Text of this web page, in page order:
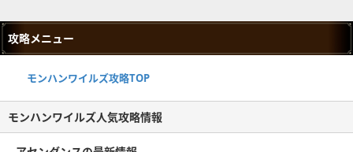
攻略メニュー
モンハンワイルズ攻略TOP
モンハンワイルズ人気攻略情報